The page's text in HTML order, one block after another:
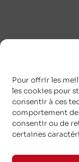
Pour offrir les
les cookies pour
consentir à ces
comportement de
consentir ou de
certaines